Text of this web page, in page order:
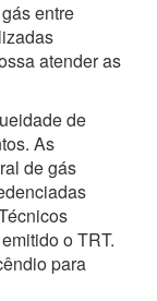
entre
atender as
de
As
de gás
o TRT.
para